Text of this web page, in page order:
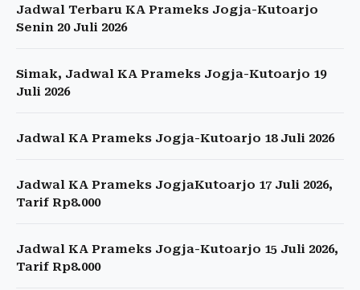
Jadwal Terbaru KA Prameks Jogja-Kutoarjo
Senin 20 Juli 2026
Simak, Jadwal KA Prameks Jogja-Kutoarjo 19
Juli 2026
Jadwal KA Prameks Jogja-Kutoarjo 18 Juli 2026
Jadwal KA Prameks JogjaKutoarjo 17 Juli 2026,
Tarif Rp8.000
Jadwal KA Prameks Jogja-Kutoarjo 15 Juli 2026,
Tarif Rp8.000